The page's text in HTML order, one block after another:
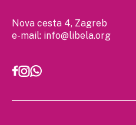
Nova cesta 4, Zagreb
e-mail: info@libela.org